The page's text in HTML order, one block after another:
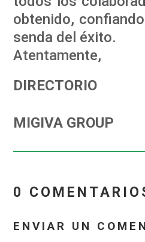
obtenido,
senda del éxito.
Atentamente,
DIRECTORIO
MIGIVA GROUP
0
ENVIAR UN